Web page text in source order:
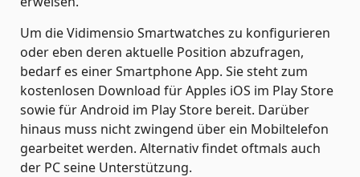
Um die Vidimensio Smartwatches zu konfigurieren
oder eben deren aktuelle Position abzufragen,
bedarf es einer Smartphone App. Sie steht zum
kostenlosen Download für Apples iOS im Play Store
sowie für Android im Play Store bereit. Darüber
hinaus muss nicht zwingend über ein Mobiltelefon
gearbeitet werden. Alternativ findet oftmals auch
der PC seine Unterstützung.